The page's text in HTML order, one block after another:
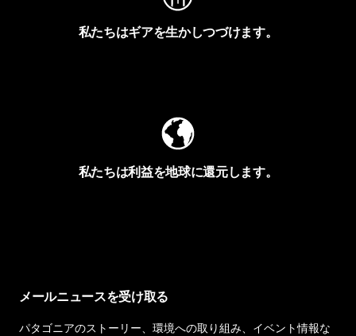
私たちはギアを生かしつづけます。
私たちは利益を地球に還元します。
メールニュースを受け取る
パタゴニアのストーリー、環境への取り組み、イベント情報な